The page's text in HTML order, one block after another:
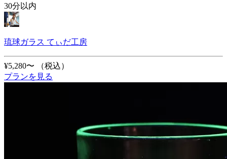
30分以内
琉球ガラス てぃだ工房
¥5,280〜
（税込）
プランを見る